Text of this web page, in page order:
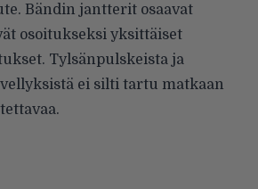
Bändin jantterit osaavat
osoitukseksi yksittäiset
Tylsänpulskeista ja
ei silti tartu matkaan